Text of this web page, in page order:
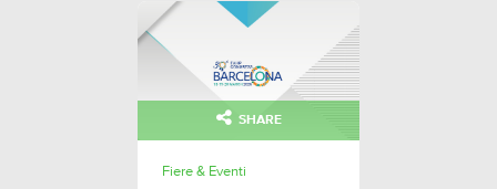
SHARE
Fiere & Eventi